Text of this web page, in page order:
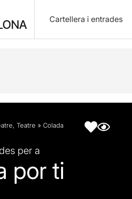
Cartellera i entrades
artística
, Teatre » Colada
per a
por ti